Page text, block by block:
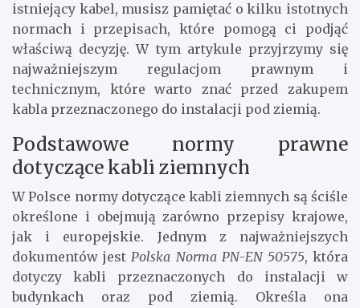
istniejący kabel, musisz pamiętać o kilku istotnych
normach i przepisach, które pomogą ci podjąć
właściwą decyzję. W tym artykule przyjrzymy się
najważniejszym regulacjom prawnym i
technicznym, które warto znać przed zakupem
kabla przeznaczonego do instalacji pod ziemią.
Podstawowe normy prawne
dotyczące kabli ziemnych
W Polsce normy dotyczące kabli ziemnych są ściśle
określone i obejmują zarówno przepisy krajowe,
jak i europejskie. Jednym z najważniejszych
dokumentów jestPolska Norma PN-EN 50575, która
dotyczy kabli przeznaczonych do instalacji w
budynkach oraz pod ziemią. Określa ona